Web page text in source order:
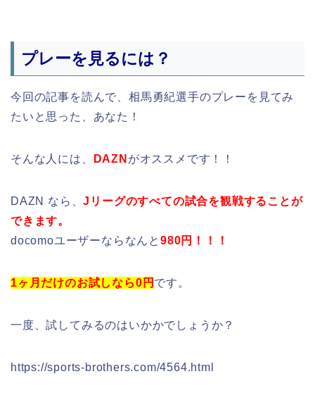
プレーを見るには？
今回の記事を読んで、相馬勇紀選手のプレーを見てみ
たいと思った、あなた！
そんな人には、 DAZN がオススメです！！
DAZN なら、Jリーグのすべての試合を観戦することが
できます。
docomoユーザーならなんと 980円！！！
1ヶ月だけのお試しなら0円 です。
一度、試してみるのはいかかでしょうか？
https://sports-brothers.com/4564.html